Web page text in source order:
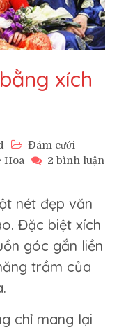
xích
Đám cưới
Hoa
2 bình luận
nét đẹp văn
Đặc biệt xích
góc gắn liền
trầm của
chỉ mang lại